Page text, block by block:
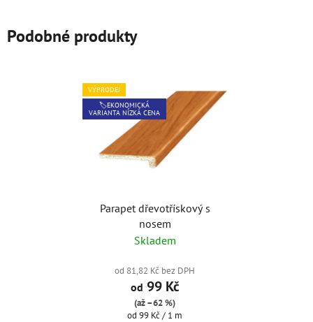
Podobné produkty
VÝPRODEJ
🏷️EKONOMICKÁ
VARIANTA NÍZKÁ CENA
Parapet dřevotřískový s
nosem
Skladem
od 81,82 Kč bez DPH
od 99 Kč
(až –62 %)
Měrná
od 99 Kč / 1 m